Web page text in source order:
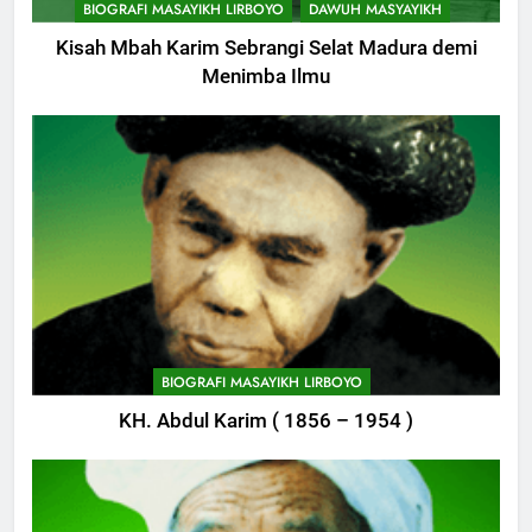
BIOGRAFI MASAYIKH LIRBOYO DAWUH MASYAYIKH
Kisah Mbah Karim Sebrangi Selat Madura demi
Menimba Ilmu
BIOGRAFI MASAYIKH LIRBOYO
KH. Abdul Karim ( 1856 – 1954 )
Himasal Semen Sumbang
Pembangunan Kantor Himasal
POJOK LIRBOYO
745
Delegasi MQK Kota Kediri